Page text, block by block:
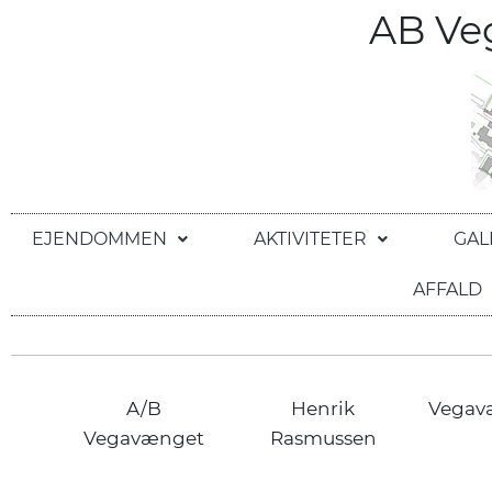
AB
EJENDOMMEN AKTIVITETER
AFFALD
A/B
Vegavænget
Henrik
Rasmussen